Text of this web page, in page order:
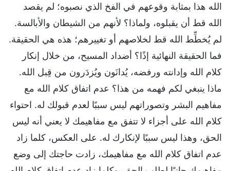
الله هذا بمثابة وقوعهم في الفخ الذي نصبوه؛ لم يقصد
الله قط أن يقبلوه، ولماذا؟ لأنهم من الشيطان والأبالسة.
لم يُخطِّط الله قط لخلاصهم أو تغييرهم؛ هذه هي الحقيقة.
فما الحقيقة النهائية إذًا؟ أضداد المسيح، من خلال إنكار
كلام الله وإدانته ورفضه، يُدانَون ويُزدَرون من قِبل الله.
ماذا ينبغي لكم فهمه من هذا؟ عدم اتفاق كلام الله مع
مفاهيم البشر وتصوراتهم ليس سببًا لعدم قبولك له. احتواء
كلام الله على أجزاء لا تتفق مع مفاهيمك لا يعني أنه ليس
الحق، وهذا ليس سببًا لإنكارك له. على العكس، كلما زاد
عدم اتفاق كلام الله مع مفاهيمك، زادت حاجتك إلى وضع